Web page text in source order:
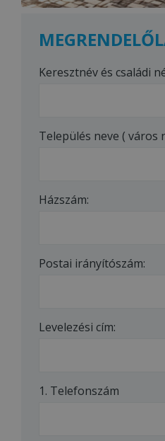
Keresztnév és családi
Település neve ( város
Házszám:
Postai irányítószám:
Levelezési cím:
1. Telefonszám